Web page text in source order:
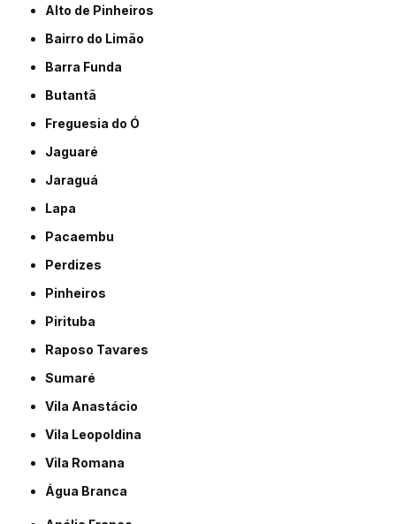
Alto de Pinheiros
Bairro do Limão
Barra Funda
Butantã
Freguesia do Ó
Jaguaré
Jaraguá
Lapa
Pacaembu
Perdizes
Pinheiros
Pirituba
Raposo Tavares
Sumaré
Vila Anastácio
Vila Leopoldina
Vila Romana
Água Branca